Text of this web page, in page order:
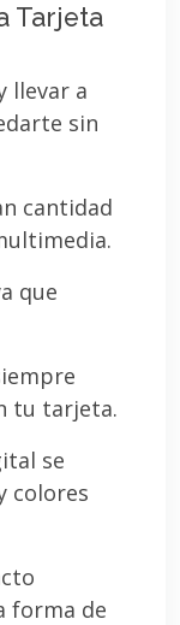
Tarjeta
llevar a
sin
cantidad
que
tu tarjeta.
se
colores
forma de